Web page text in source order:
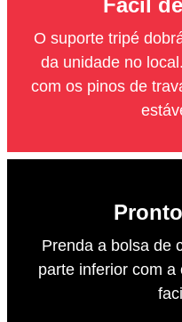
O suporte tripé
da unidade no
com os pinos de
Prenda a bolsa de
parte inferior com